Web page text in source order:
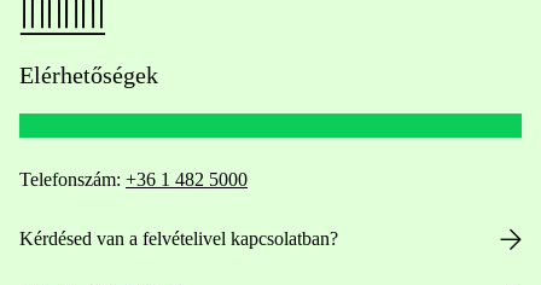
Elérhetőségek
Telefonszám: +36 1 482 5000
Kérdésed van a felvételivel kapcsolatban?